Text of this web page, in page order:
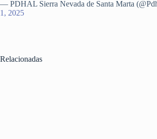
— PDHAL Sierra Nevada de Santa Marta
1, 2025
Relacionadas